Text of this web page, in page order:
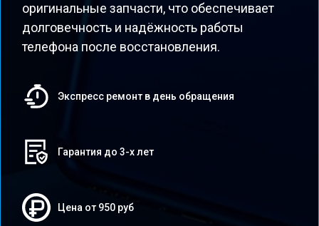
оригинальные запчасти, что обеспечивает
долговечность и надёжность работы
телефона после восстановления.
Экспресс ремонт в день обращения
Гарантия до 3-х лет
Цена от 950 руб